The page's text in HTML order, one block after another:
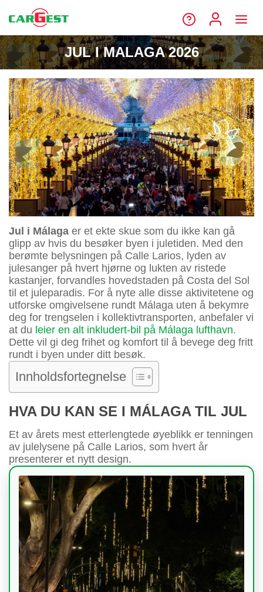
JUL I MALAGA 2026
Jul i Málaga er et ekte skue som du ikke kan gå
glipp av hvis du besøker byen i juletiden. Med den
berømte belysningen på Calle Larios, lyden av
julesanger på hvert hjørne og lukten av ristede
kastanjer, forvandles hovedstaden på Costa del Sol
til et juleparadis. For å nyte alle disse aktivitetene og
utforske omgivelsene rundt Málaga uten å bekymre
deg for trengselen i kollektivtransporten, anbefaler vi
at du leier en alt inkludert-bil på Málaga lufthavn.
Dette vil gi deg frihet og komfort til å bevege deg fritt
rundt i byen under ditt besøk.
Innholdsfortegnelse
HVA DU KAN SE I MÁLAGA TIL JUL
Et av årets mest etterlengtede øyeblikk er tenningen
av julelysene på Calle Larios, som hvert år
presenterer et nytt design.